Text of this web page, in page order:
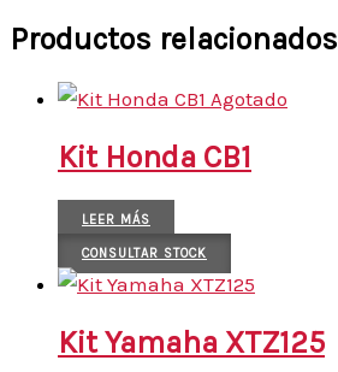
Productos relacionados
Agotado
Kit Honda CB1
LEER MÁS
CONSULTAR STOCK
Kit Yamaha XTZ125